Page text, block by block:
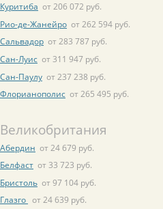
Куритиба от 206 072 руб.
Рио-де-Жанейро от 262 594 руб.
Сальвадор от 283 787 руб.
Сан-Луис от 311 947 руб.
Сан-Паулу от 237 238 руб.
Флорианополис от 265 495 руб.
Великобритания
Абердин от 24 679 руб.
Белфаст от 33 723 руб.
Бристоль от 97 104 руб.
Глазго от 24 639 руб.